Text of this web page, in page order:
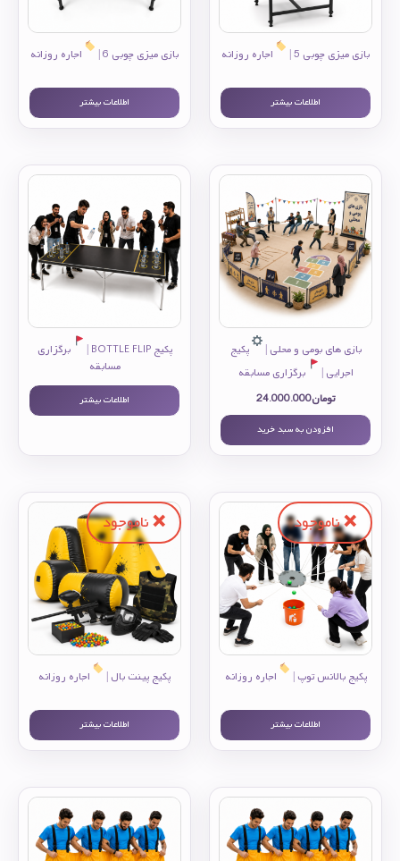
بازی میزی چوبی 5 | اجاره روزانه
اطلاعات بیشتر
بازی میزی چوبی 6 | اجاره روزانه
اطلاعات بیشتر
بازی های بومی و محلی |
پکیج
اجرایی |
برگزاری مسابقه
تومان24.000.000
افزودن به سبد خرید
پکیج BOTTLE FLIP |
برگزاری
مسابقه
اطلاعات بیشتر
پکیج بالانس توپ | اجاره روزانه
اطلاعات بیشتر
پکیج پینت بال | اجاره روزانه
اطلاعات بیشتر